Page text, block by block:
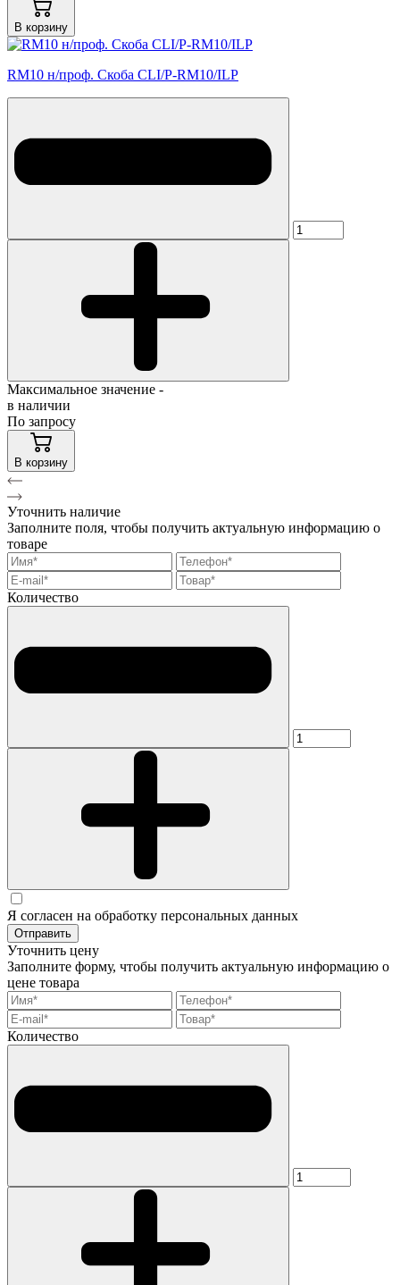
В корзину
RM10 н/проф. Скоба CLI/P-RM10/ILP
Максимальное значение -
в наличии
По запросу
В корзину
Уточнить наличие
Заполните поля, чтобы получить актуальную информацию о
товаре
Количество
Я согласен на обработку персональных данных
Отправить
Уточнить цену
Заполните форму, чтобы получить актуальную информацию о
цене товара
Количество